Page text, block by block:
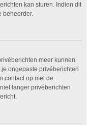
kan sturen. Indien dit
beheerder.
meer kunnen
ongepaste privéberichten
contact op met de
langer privéberichten